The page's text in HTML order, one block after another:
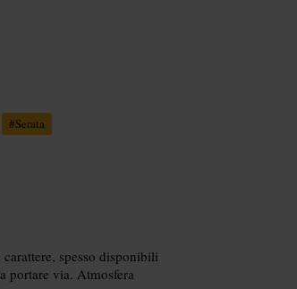
#Serata
spesso disponibili
portare via. Atmosfera